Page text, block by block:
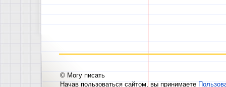
© Могу писать
Начав пользоваться сайтом, вы принимаете